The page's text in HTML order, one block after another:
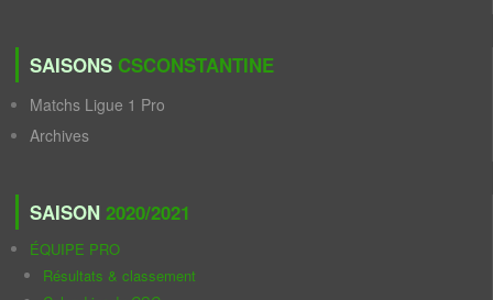
SAISONS CSCONSTANTINE
Matchs Ligue 1 Pro
Archives
SAISON 2020/2021
ÉQUIPE PRO
Résultats & classement